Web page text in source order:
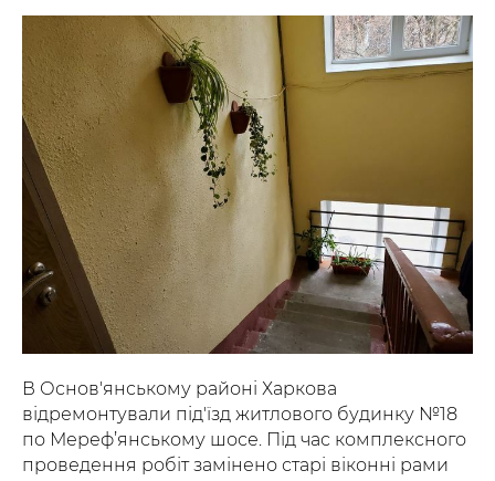
В Основ'янському районі Харкова
відремонтували під'їзд житлового будинку №18
по Мереф’янському шосе. Під час комплексного
проведення робіт замінено старі віконні рами